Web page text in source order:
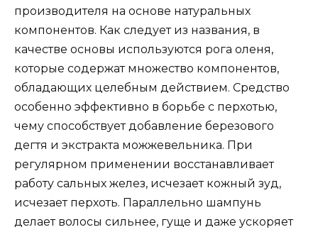
производителя на основе натуральных
компонентов. Как следует из названия, в
качестве основы используются рога оленя,
которые содержат множество компонентов,
обладающих целебным действием. Средство
особенно эффективно в борьбе с перхотью,
чему способствует добавление березового
дегтя и экстракта можжевельника. При
регулярном применении восстанавливает
работу сальных желез, исчезает кожный зуд,
исчезает перхоть. Параллельно шампунь
делает волосы сильнее, гуще и даже ускоряет